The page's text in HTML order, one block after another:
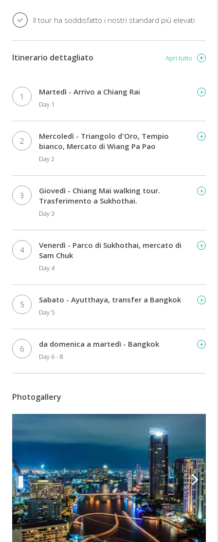
Il tour ha soddisfatto i nostri standard più elevati
Itinerario dettagliato Apri tutto
1 Martedì - Arrivo a Chiang Rai
Day 1
2
Mercoledì - Triangolo d'Oro, Tempio
bianco, Mercato di Wiang Pa Pao
Day 2
3
Giovedì - Chiang Mai walking tour.
Trasferimento a Sukhothai.
Day 3
4
Venerdì - Parco di Sukhothai, mercato di
Sam Chuk
Day 4
5 Sabato - Ayutthaya, transfer a Bangkok
Day 5
6 da domenica a martedì - Bangkok
Day 6 - 8
Photogallery